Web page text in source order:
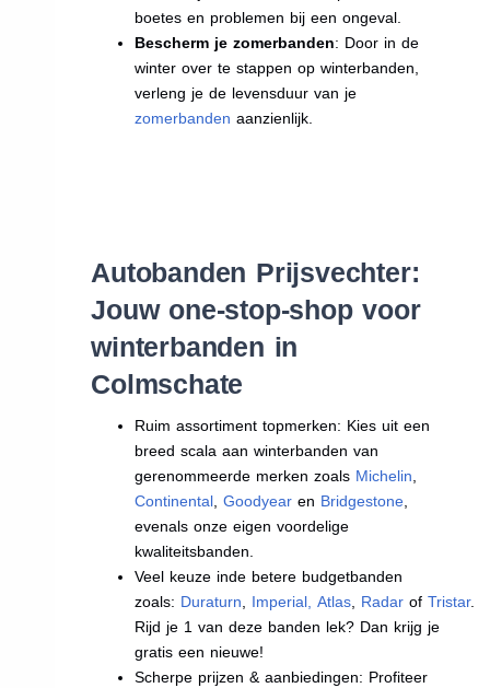
boetes en problemen bij een ongeval.
Bescherm je zomerbanden: Door in de
winter over te stappen op winterbanden,
verleng je de levensduur van je
zomerbanden aanzienlijk.
Autobanden Prijsvechter:
Jouw one-stop-shop voor
winterbanden in
Colmschate
Ruim assortiment topmerken: Kies uit een
breed scala aan winterbanden van
gerenommeerde merken zoals Michelin
Continental ,Goodyear en Bridgestone
evenals onze eigen voordelige
kwaliteitsbanden.
Veel keuze inde betere budgetbanden
zoals: Duraturn Imperial Atlas Radar ofTristar.
Rijd je 1 van deze banden lek? Dan krijg je
gratis een nieuwe!
Scherpe prijzen & aanbiedingen: Profiteer